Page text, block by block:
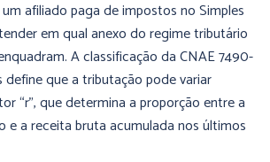
afiliado paga de impostos no Simples
em qual anexo do regime tributário
A classificação da CNAE 7490-
que a tributação pode variar
“r”, que determina a proporção entre a
e a receita bruta acumulada nos últimos